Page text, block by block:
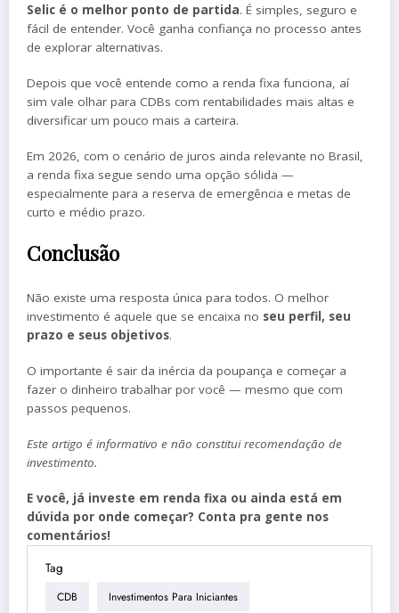
Selic é o melhor ponto de partida. É simples, seguro e
fácil de entender. Você ganha confiança no processo antes
de explorar alternativas.
Depois que você entende como a renda fixa funciona, aí
sim vale olhar para CDBs com rentabilidades mais altas e
diversificar um pouco mais a carteira.
Em 2026, com o cenário de juros ainda relevante no Brasil,
a renda fixa segue sendo uma opção sólida —
especialmente para a reserva de emergência e metas de
curto e médio prazo.
Conclusão
Não existe uma resposta única para todos. O melhor
investimento é aquele que se encaixa no seu perfil, seu
prazo e seus objetivos.
O importante é sair da inércia da poupança e começar a
fazer o dinheiro trabalhar por você — mesmo que com
passos pequenos.
Este artigo é informativo e não constitui recomendação de
investimento.
E você, já investe em renda fixa ou ainda está em
dúvida por onde começar? Conta pra gente nos
comentários!
Tag
CDB Investimentos Para Iniciantes